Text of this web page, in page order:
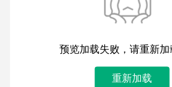
预览加载失败，请重新加
重新加载